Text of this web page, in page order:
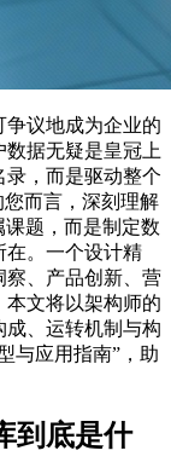
议地成为企业的
据无疑是皇冠上
录，而是驱动整个
而言，深刻理解
题，而是制定数
在。一个设计精
察、产品创新、营
文将以架构师的
成、运转机制与构
与应用指南”，助
到底是什